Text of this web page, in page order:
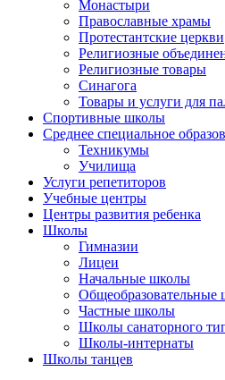
Монастыри
Православные храмы
Протестантские церкви
Религиозные
Религиозные товары
Синагога
Товары и услуги для
Спортивные школы
Среднее специальное
Техникумы
Училища
Услуги репетиторов
Учебные центры
Центры развития ребенка
Школы
Гимназии
Лицеи
Начальные школы
Общеобразовательные
Частные школы
Школы санаторного
Школы-интернаты
Школы танцев